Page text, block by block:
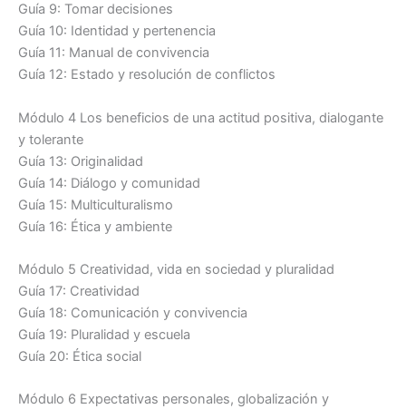
Guía 9: Tomar decisiones
Guía 10: Identidad y pertenencia
Guía 11: Manual de convivencia
Guía 12: Estado y resolución de conflictos
Módulo 4 Los beneficios de una actitud positiva, dialogante
y tolerante
Guía 13: Originalidad
Guía 14: Diálogo y comunidad
Guía 15: Multiculturalismo
Guía 16: Ética y ambiente
Módulo 5 Creatividad, vida en sociedad y pluralidad
Guía 17: Creatividad
Guía 18: Comunicación y convivencia
Guía 19: Pluralidad y escuela
Guía 20: Ética social
Módulo 6 Expectativas personales, globalización y